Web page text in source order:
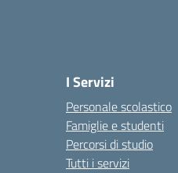
I Servizi
Personale scolastico
Famiglie e studenti
Percorsi di studio
Tutti i servizi